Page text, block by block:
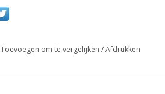
Toevoegen om te vergelijken /Afdrukken